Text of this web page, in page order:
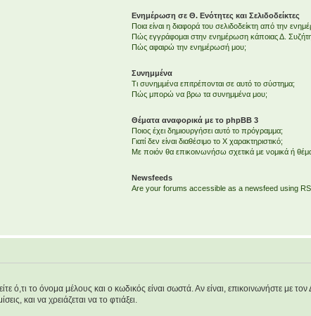
Ενημέρωση σε Θ. Ενότητες και Σελιδοδείκτες
Ποια είναι η διαφορά του σελιδοδείκτη από την
Πώς εγγράφομαι στην ενημέρωση κάποιας Δ.
Πώς αφαιρώ την ενημέρωσή μου;
Συνημμένα
Τι συνημμένα επιτρέπονται σε αυτό το σύστημα;
Πώς μπορώ να βρω τα συνημμένα μου;
Θέματα αναφορικά με το phpBB 3
Ποιος έχει δημιουργήσει αυτό το πρόγραμμα;
Γιατί δεν είναι διαθέσιμο το Χ χαρακτηριστικό;
Με ποιόν θα επικοινωνήσω σχετικά με νομικά ή
Newsfeeds
Are your forums accessible as a newsfeed using
το όνομα μέλους και ο κωδικός είναι σωστά. Αν είναι, επικοινωνήστε με τον
και να χρειάζεται να το φτιάξει.